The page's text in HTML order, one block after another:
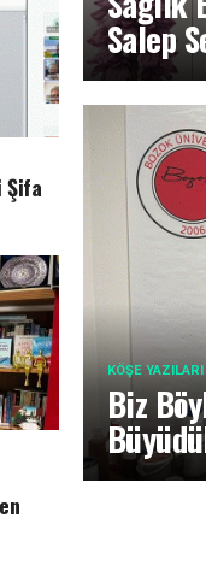
Salep
KÖŞE YAZILARI
Biz
Şifa